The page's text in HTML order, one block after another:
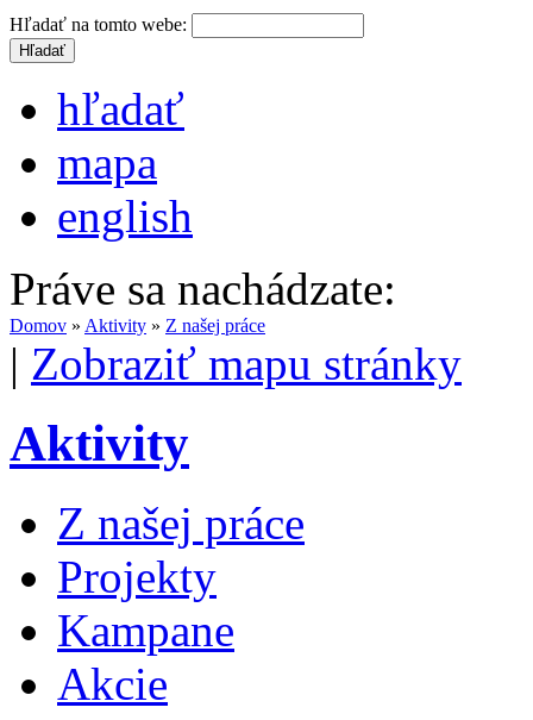
Hľadať na tomto webe:
hľadať
mapa
english
Práve sa nachádzate:
Domov » Aktivity » Z našej práce
| Zobraziť mapu stránky
Aktivity
Z našej práce
Projekty
Kampane
Akcie